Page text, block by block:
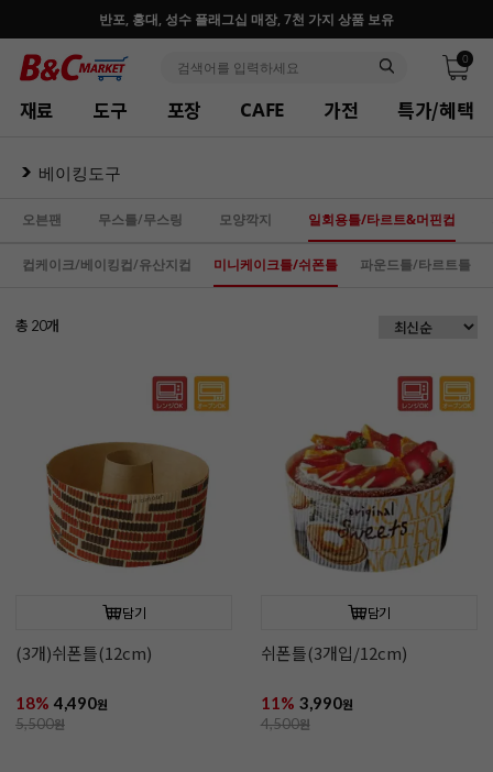
♥ 회원가입 특별혜택 (사업자 추가혜택) ♥
0
재료 도구 포장 CAFE 가전 특가/혜택
베이킹도구
오븐팬 무스틀/무스링 모양깍지 일회용틀/타르트&머핀컵
컵케이크/베이킹컵/유산지컵 미니케이크틀/쉬폰틀 파운드틀/타르트틀
총 20개
담기
(3개)쉬폰틀(12cm)
18% 4,490원
5,500원
담기
쉬폰틀(3개입/12cm)
11% 3,990원
4,500원